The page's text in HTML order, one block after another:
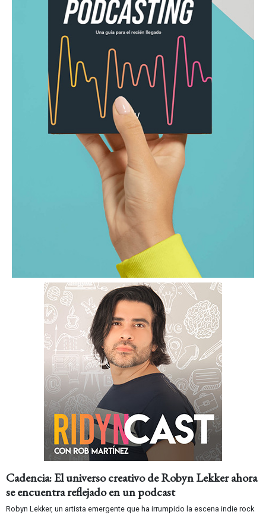
Cadencia: El universo creativo de Robyn Lekker ahora
se encuentra reflejado en un podcast
Robyn Lekker, un artista emergente que ha irrumpido la escena indie rock